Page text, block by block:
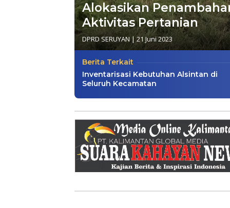
Alokasikan
Aktivitas Pertanian
DPRD SERUYAN|21 Juni 2023
Berita Terkait
Inventarisasi Kebutuhan Alsintan di
Seluruh Kecamatan